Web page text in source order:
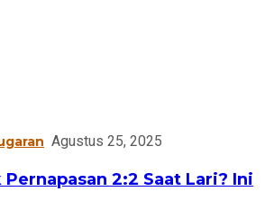
Agustus 25, 2025
2:2 Saat Lari? Ini